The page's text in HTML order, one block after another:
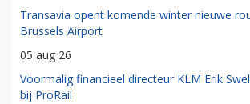
Transavia opent komende winter nieuwe
Brussels Airport
05 aug 26
Voormalig financieel directeur KLM Erik
bij ProRail